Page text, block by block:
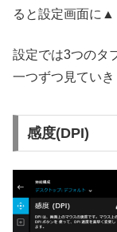
ると設定画面に▲
設定では3つのタ
一つずつ見ていき
感度(DPI)